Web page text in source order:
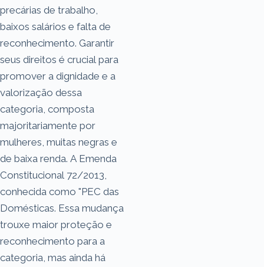
precárias de trabalho,
baixos salários e falta de
reconhecimento. Garantir
seus direitos é crucial para
promover a dignidade e a
valorização dessa
categoria, composta
majoritariamente por
mulheres, muitas negras e
de baixa renda. A Emenda
Constitucional 72/2013,
conhecida como "PEC das
Domésticas. Essa mudança
trouxe maior proteção e
reconhecimento para a
categoria, mas ainda há